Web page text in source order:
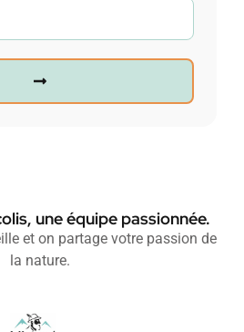
une équipe passionnée.
et on partage votre passion de
la nature.